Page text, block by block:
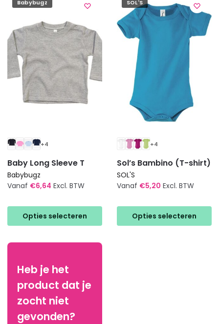
Deze
kan
gekozen
worden
op
de
productpagina
Deze
optie
kan
gekozen
worden
productpagina
Babybugz
+4
Baby Long Sleeve T
Babybugz
Vanaf €6,64 Excl. BTW
Opties selecteren
product
heeft
variaties.
optie
kan
gekozen
worden
SOL'S
+4
Sol’s Bambino (T-shirt)
SOL'S
Vanaf €5,20 Excl. BTW
Opties selecteren
product
heeft
Heb je het
product dat je
zocht niet
gevonden?